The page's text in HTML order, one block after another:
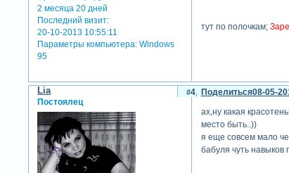
2 месяца 20 дней
Последний визит:
20-10-2013 10:55:11
Параметры компьютера: Windows
95
тут по полочкам;
Поделиться
4 08-05-
Lia
Постоялец
ах,ну какая
место быть..))
я еще совсем мало
бабуля чуть навыков